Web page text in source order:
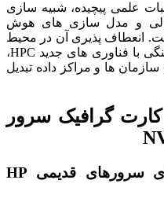
علمی پیچیده، شبیه سازی
و مدل سازی های هوش
انعطاف پذیری آن در محیط
های مختلف سروری و قابلیت هماهنگی با فناوری های جدید HPC،
سازمان ها و مراکز داده تبدیل
کارت گرافیک سرور
1. آیا این کارت گرافیک برای سرورهای قدیمی HP